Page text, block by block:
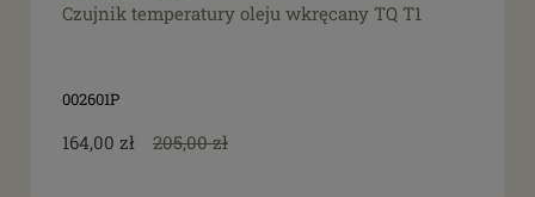
Czujnik temperatury oleju wkręcany TQ T1
002601P
164,00 zł 205,00 zł